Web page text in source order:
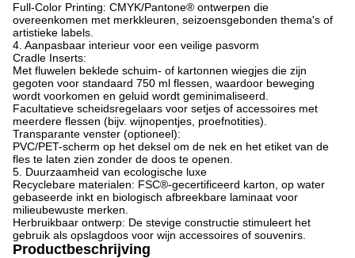
Full-Color Printing: CMYK/Pantone® ontwerpen die
overeenkomen met merkkleuren, seizoensgebonden thema's of
artistieke labels.
4. Aanpasbaar interieur voor een veilige pasvorm
Cradle Inserts:
Met fluwelen beklede schuim- of kartonnen wiegjes die zijn
gegoten voor standaard 750 ml flessen, waardoor beweging
wordt voorkomen en geluid wordt geminimaliseerd.
Facultatieve scheidsregelaars voor setjes of accessoires met
meerdere flessen (bijv. wijnopentjes, proefnotities).
Transparante venster (optioneel):
PVC/PET-scherm op het deksel om de nek en het etiket van de
fles te laten zien zonder de doos te openen.
5. Duurzaamheid van ecologische luxe
Recyclebare materialen: FSC®-gecertificeerd karton, op water
gebaseerde inkt en biologisch afbreekbare laminaat voor
milieubewuste merken.
Herbruikbaar ontwerp: De stevige constructie stimuleert het
gebruik als opslagdoos voor wijn accessoires of souvenirs.
Productbeschrijving